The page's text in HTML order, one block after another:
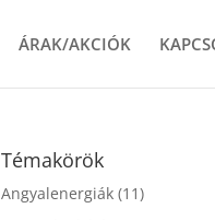
ÁRAK/AKCIÓK
Témakörök
Angyalenergiák (11)